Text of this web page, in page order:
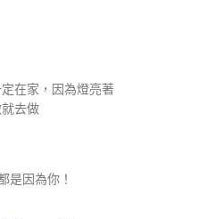
在家，因為燈亮著
去做
是因為你！